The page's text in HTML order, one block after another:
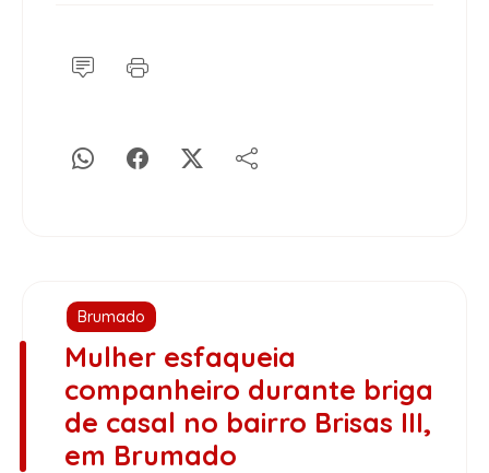
Brumado
Mulher esfaqueia
companheiro durante briga
de casal no bairro Brisas III,
em Brumado